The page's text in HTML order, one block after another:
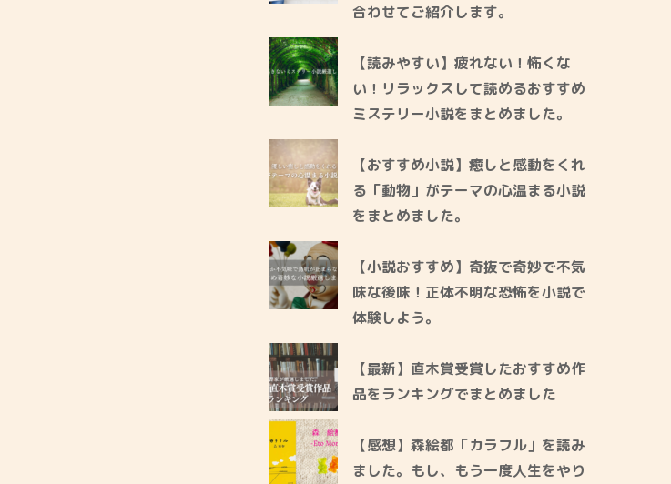
合わせてご紹介します。
【読みやすい】疲れない！怖くな
い！リラックスして読めるおすすめ
ミステリー小説をまとめました。
【おすすめ小説】癒しと感動をくれ
る「動物」がテーマの心温まる小説
をまとめました。
【小説おすすめ】奇抜で奇妙で不気
味な後味！正体不明な恐怖を小説で
体験しよう。
【最新】直木賞受賞したおすすめ作
品をランキングでまとめました
【感想】森絵都「カラフル」を読み
ました。もし、もう一度人生をやり